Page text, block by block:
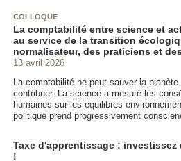
COLLOQUE
La comptabilité entre science et
au service de la transition
normalisateur, des praticiens et
13 avril 2026
La comptabilité ne peut sauver la
contribuer. La science a mesuré les
humaines sur les équilibres
politique prend progressivement
Taxe d'apprentissage :
!